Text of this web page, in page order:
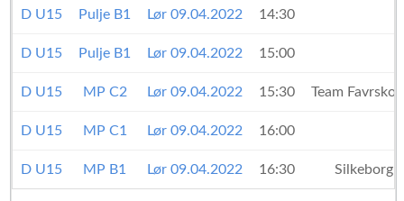
D U15 Pulje B1 Lør 09.04.2022 14:30
D U15 Pulje B1 Lør 09.04.2022 15:00
D U15 MP C2 Lør 09.04.2022 15:30 Team
D U15 MP C1 Lør 09.04.2022 16:00
D U15 MP B1 Lør 09.04.2022 16:30 Silkeborg